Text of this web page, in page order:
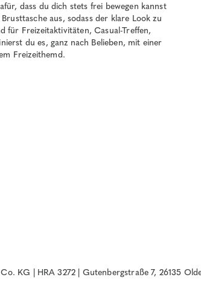
dass du dich stets frei bewegen kannst
aus, sodass der klare Look zu
für Freizeitaktivitäten, Casual-Treffen,
du es, ganz nach Belieben, mit einer
Freizeithemd.
KG | HRA 3272 | Gutenbergstraße 7, 26135